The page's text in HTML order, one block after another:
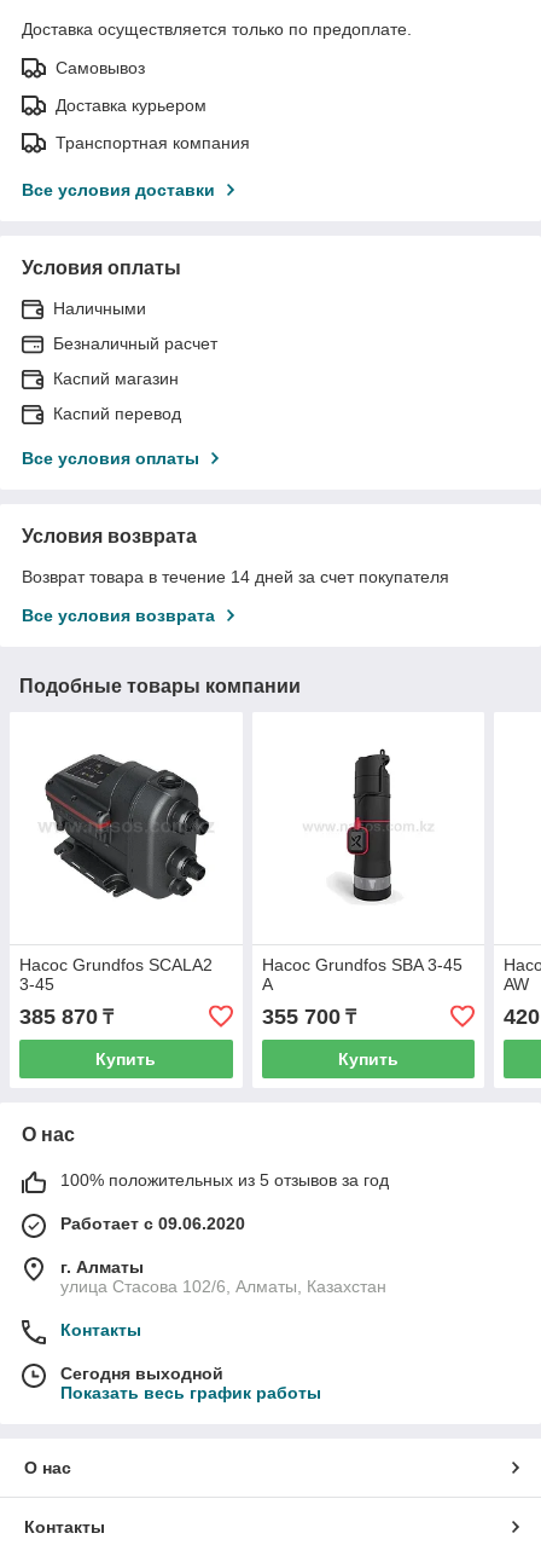
Доставка осуществляется только по предоплате.
Самовывоз
Доставка курьером
Транспортная компания
Все условия доставки
Условия оплаты
Наличными
Безналичный расчет
Каспий магазин
Каспий перевод
Все условия оплаты
Условия возврата
Возврат товара в течение 14 дней за счет покупателя
Все условия возврата
Подобные товары компании
Насос Grundfos SCALA2
3-45
385 870 ₸
Купить
Насос Grundfos SBA 3-45
A
355 700₸
Купить
AW
О нас
100% положительных из 5 отзывов за год
Работает с 09.06.2020
г. Алматы
улица Стасова 102/6, Алматы, Казахстан
Контакты
Сегодня выходной
Показать весь график работы
О нас
Контакты